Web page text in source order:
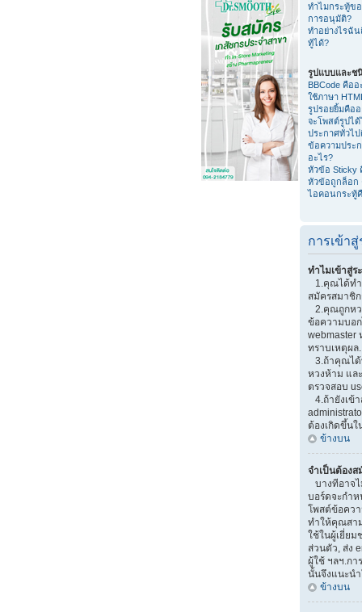
ทำไมกระทู้ข
การอนุมัติ?
ทำอย่างไรฉั
ทู้ได้?
รูปแบบและช
BBCode คืออ
ใช้ภาษา
รูปรอยยิ้มคืออ
จะโพสต์รูปไ
ประกาศทั่วไ
ข้อความประ
อะไร?
หัวข้อ Sticky
หัวข้อถูกล็อก
ไอคอนกระทู้
การเข้า
ทำไมเข้าสู่ร
1.คุณได้ทำ
สมัครสมาชิ
2.คุณถูกหว
ข้อความบอ
webmaster
ทราบเหตุผล.
3.ถ้าคุณได้
หวงห้าม แล
ตรวจสอบ
4.ถ้ายังเข้
ต้องเกิดขึ้นใ
ข้างบน
จำเป็นต้อง
บางทีอาจไ
บอร์ดจะกำ
โพสต์ข้อคว
ทำให้คุณสา
ใช้ในผู้เยี่ยม
ส่วนตัว, ส่ง
ผู้ใช้ ฯลฯ.กา
นั้นจึงแนะน
ข้างบน